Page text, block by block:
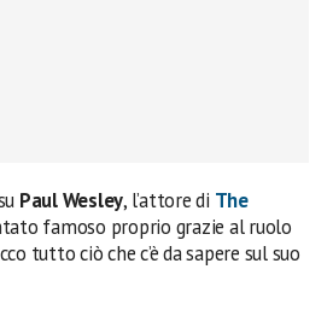
Paul Wesley, l’attore di The
famoso proprio grazie al ruolo
tutto ciò che c’è da sapere sul suo